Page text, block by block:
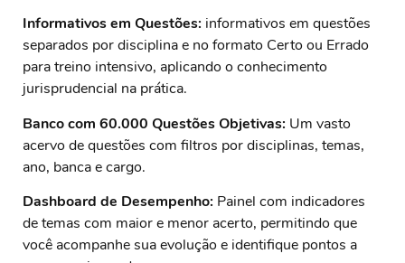
Informativos em Questões: informativos em questões
separados por disciplina e no formato Certo ou Errado
para treino intensivo, aplicando o conhecimento
jurisprudencial na prática.
Banco com 60.000 Questões Objetivas: Um vasto
acervo de questões com filtros por disciplinas, temas,
ano, banca e cargo.
Dashboard de Desempenho: Painel com indicadores
de temas com maior e menor acerto, permitindo que
você acompanhe sua evolução e identifique pontos a